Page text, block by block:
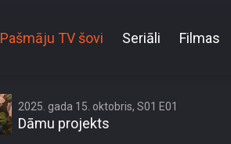
Pašmāju TV šovi Seriāli Filmas
2025. gada 15. oktobris, S01 E01
Dāmu projekts